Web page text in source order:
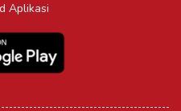
Aplikasi